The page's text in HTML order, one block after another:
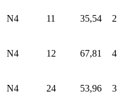
N4 11 35,54 2
N4 12 67,81 4
N4 24 53,96 3